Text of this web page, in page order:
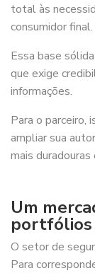
total às
consumidor final.
Essa base
que exige
informações.
Para o parceiro,
ampliar sua
mais
Um
portfólios
O setor de
Para